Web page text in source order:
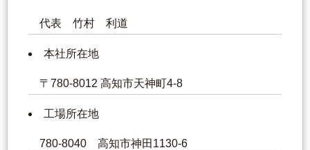
代表 竹村 利道
本社所在地
〒780-8012 高知市天神町4-8
工場所在地
780-8040 高知市神田1130-6